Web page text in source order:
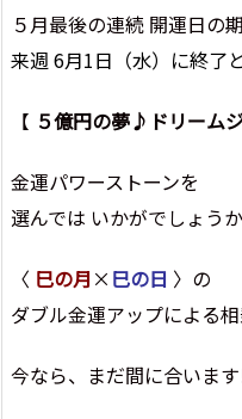
５月最後の連続 開運日の
来週 6月1日（水）に終了
【 ５億円の夢♪ドリーム
金運パワーストーンを
選んでは いかがでしょう
〈 巳の月 × 巳の日 〉の
ダブル金運アップによる
今なら、まだ間に合いま